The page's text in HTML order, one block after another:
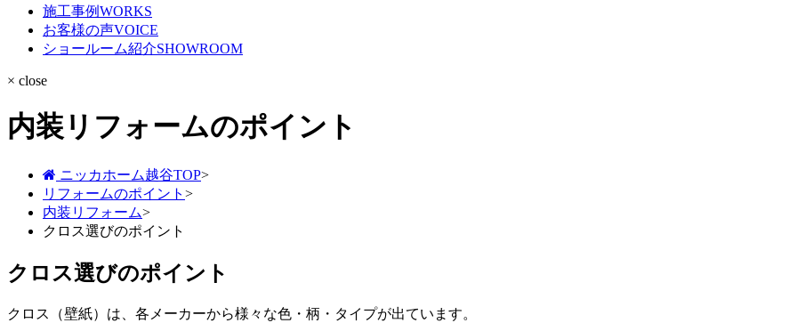
施工事例WORKS
お客様の声VOICE
ショールーム紹介SHOWROOM
× close
内装リフォームのポイント
ニッカホーム越谷TOP>
リフォームのポイント >
内装リフォーム>
クロス選びのポイント
クロス選びのポイント
クロス（壁紙）は、各メーカーから様々な色・柄・タイプが出ています。